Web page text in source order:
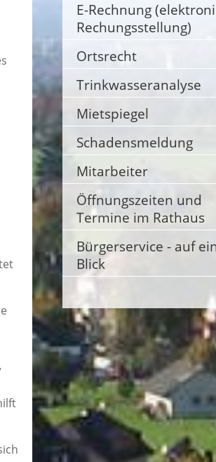
E-Rechnung
Rechungsstellung)
Ortsrecht
Trinkwasseranalyse
Mietspiegel
Schadensmeldung
Mitarbeiter
Öffnungszeiten und
Termine im Rathaus
Bürgerservice - auf
Blick